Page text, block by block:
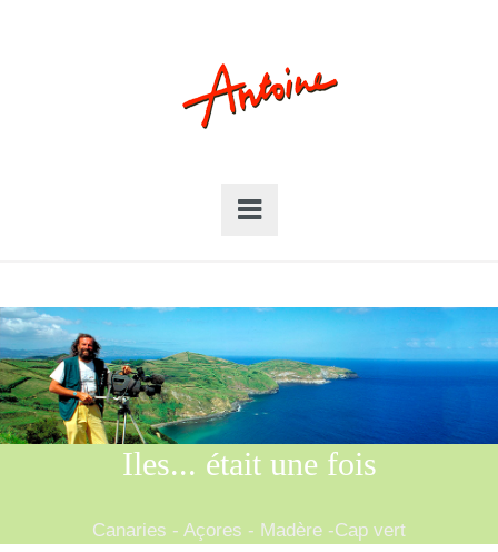
Iles... était une fois
Canaries - Açores - Madère -Cap vert